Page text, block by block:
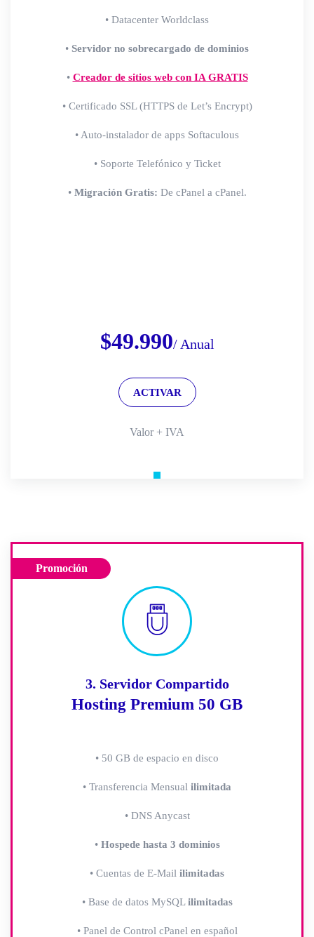
• Datacenter Worldclass
• Servidor no sobrecargado de dominios
• Creador de sitios web con IA GRATIS
• Certificado SSL (HTTPS de Let’s Encrypt)
• Auto-instalador de apps Softaculous
• Soporte Telefónico y Ticket
• Migración Gratis: De cPanel a cPanel.
$49.990/ Anual
ACTIVAR
Valor + IVA
Promoción
3. Servidor Compartido
Hosting Premium 50 GB
• 50 GB de espacio en disco
• Transferencia Mensual ilimitada
• DNS Anycast
• Hospede hasta 3 dominios
• Cuentas de E-Mail ilimitadas
• Base de datos MySQLilimitadas
• Panel de Control cPanel en español